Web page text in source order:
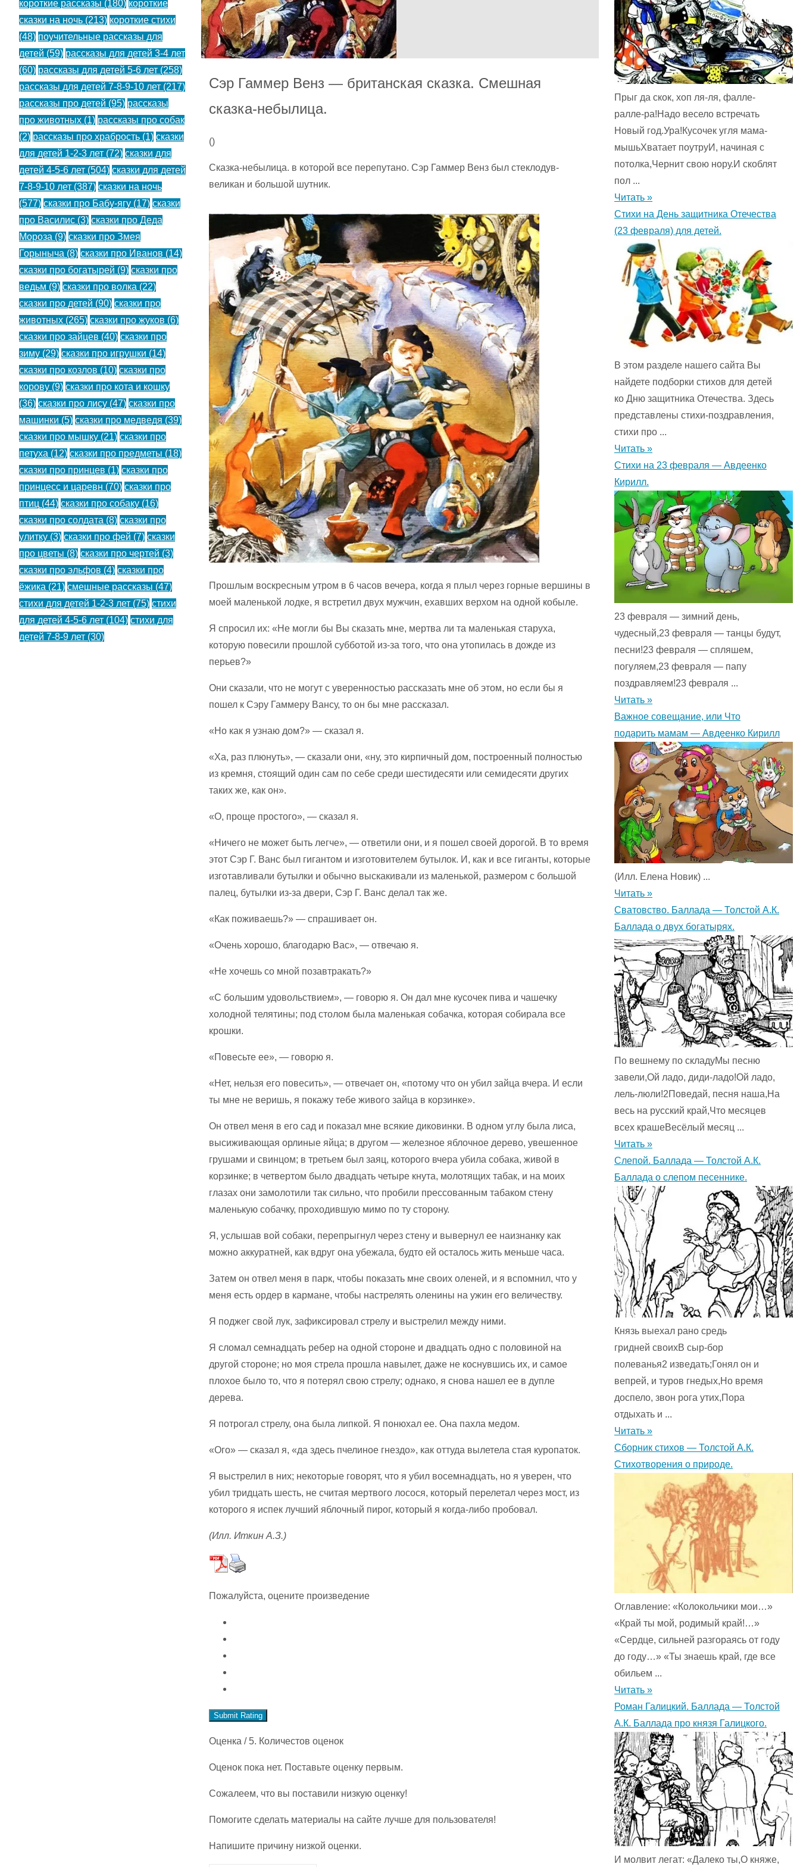
Сэр Гаммер Венз — британская сказка. Смешная
сказка-небылица.
()
Сказка-небылица. в которой все перепутано. Сэр Гаммер Венз был стеклодув-
великан и большой шутник.
Прошлым воскресным утром в 6 часов вечера, когда я плыл через горные вершины в
моей маленькой лодке, я встретил двух мужчин, ехавших верхом на одной кобыле.
Я спросил их: «Не могли бы Вы сказать мне, мертва ли та маленькая старуха,
которую повесили прошлой субботой из-за того, что она утопилась в дожде из
перьев?»
Они сказали, что не могут с уверенностью рассказать мне об этом, но если бы я
пошел к Сэру Гаммеру Вансу, то он бы мне рассказал.
«Но как я узнаю дом?» — сказал я.
«Ха, раз плюнуть», — сказали они, «ну, это кирпичный дом, построенный полностью
из кремня, стоящий один сам по себе среди шестидесяти или семидесяти других
таких же, как он».
«О, проще простого», — сказал я.
«Ничего не может быть легче», — ответили они, и я пошел своей дорогой. В то время
этот Сэр Г. Ванс был гигантом и изготовителем бутылок. И, как и все гиганты, которые
изготавливали бутылки и обычно выскакивали из маленькой, размером с большой
палец, бутылки из-за двери, Сэр Г. Ванс делал так же.
«Как поживаешь?» — спрашивает он.
«Очень хорошо, благодарю Вас», — отвечаю я.
«Не хочешь со мной позавтракать?»
«С большим удовольствием», — говорю я. Он дал мне кусочек пива и чашечку
холодной телятины; под столом была маленькая собачка, которая собирала все
крошки.
«Повесьте ее», — говорю я.
«Нет, нельзя его повесить», — отвечает он, «потому что он убил зайца вчера. И если
ты мне не веришь, я покажу тебе живого зайца в корзинке».
Он отвел меня в его сад и показал мне всякие диковинки. В одном углу была лиса,
высиживающая орлиные яйца; в другом — железное яблочное дерево, увешенное
грушами и свинцом; в третьем был заяц, которого вчера убила собака, живой в
корзинке; в четвертом было двадцать четыре кнута, молотящих табак, и на моих
глазах они замолотили так сильно, что пробили прессованным табаком стену
маленькую собачку, проходившую мимо по ту сторону.
Я, услышав вой собаки, перепрыгнул через стену и вывернул ее наизнанку как
можно аккуратней, как вдруг она убежала, будто ей осталось жить меньше часа.
Затем он отвел меня в парк, чтобы показать мне своих оленей, и я вспомнил, что у
меня есть ордер в кармане, чтобы настрелять оленины на ужин его величеству.
Я поджег свой лук, зафиксировал стрелу и выстрелил между ними.
Я сломал семнадцать ребер на одной стороне и двадцать одно с половиной на
другой стороне; но моя стрела прошла навылет, даже не коснувшись их, и самое
плохое было то, что я потерял свою стрелу; однако, я снова нашел ее в дупле
дерева.
Я потрогал стрелу, она была липкой. Я понюхал ее. Она пахла медом.
«Ого» — сказал я, «да здесь пчелиное гнездо», как оттуда вылетела стая куропаток.
Я выстрелил в них; некоторые говорят, что я убил восемнадцать, но я уверен, что
убил тридцать шесть, не считая мертвого лосося, который перелетал через мост, из
которого я испек лучший яблочный пирог, который я когда-либо пробовал.
(Илл. Иткин А.З.)
Пожалуйста, оцените произведение
Submit Rating
Оценка / 5. Количестов оценок
Оценок пока нет. Поставьте оценку первым.
Сожалеем, что вы поставили низкую оценку!
Помогите сделать материалы на сайте лучше для пользователя!
Напишите причину низкой оценки.
короткие рассказы (180) короткие
сказки на ночь (213) короткие стихи
(48) поучительные рассказы для
детей (59) рассказы для детей 3-4 лет
(60) рассказы для детей 5-6 лет (258)
рассказы для детей 7-8-9-10 лет (217)
рассказы про детей (95) рассказы
про животных (1) рассказы про собак
(2) рассказы про храбрость (1) сказки
для детей 1-2-3 лет (72) сказки для
детей 4-5-6 лет (504) сказки для детей
7-8-9-10 лет (387) сказки на ночь
(577) сказки про Бабу-ягу (17) сказки
про Василис (3) сказки про Деда
Мороза (9) сказки про Змея
Горыныча (8) сказки про Иванов (14)
сказки про богатырей (9) сказки про
ведьм (9) сказки про волка (22)
сказки про детей (90) сказки про
животных (265) сказки про жуков (6)
сказки про зайцев (40) сказки про
зиму (29) сказки про игрушки (14)
сказки про козлов (10) сказки про
корову (9) сказки про кота и кошку
(36) сказки про лису (47) сказки про
машинки (5) сказки про медведя (39)
сказки про мышку (21) сказки про
петуха (12) сказки про предметы (18)
сказки про принцев (1) сказки про
принцесс и царевн (70) сказки про
птиц (44) сказки про собаку (16)
сказки про солдата (8) сказки про
улитку (3) сказки про фей (7) сказки
про цветы (8) сказки про чертей (3)
сказки про эльфов (4) сказки про
ёжика (21) смешные рассказы (47)
стихи для детей 1-2-3 лет (75) стихи
для детей 4-5-6 лет (104) стихи для
детей 7-8-9 лет (30)
Прыг да скок, хоп ля-ля, фалле-
ралле-ра!Надо весело встречать
Новый год.Ура!Кусочек угля мама-
мышьХватает поутруИ, начиная с
потолка,Чернит свою нору.И скоблят
пол ...
Читать »
Стихи на День защитника Отечества
(23 февраля) для детей.
В этом разделе нашего сайта Вы
найдете подборки стихов для детей
ко Дню защитника Отечества. Здесь
представлены стихи-поздравления,
стихи про ...
Читать »
Стихи на 23 февраля — Авдеенко
Кирилл.
23 февраля — зимний день,
чудесный,23 февраля — танцы будут,
песни!23 февраля — спляшем,
погуляем,23 февраля — папу
поздравляем!23 февраля ...
Читать »
Важное совещание, или Что
подарить мамам — Авдеенко Кирилл
(Илл. Елена Новик) ...
Читать »
Сватовство. Баллада — Толстой А.К.
Баллада о двух богатырях.
По вешнему по складуМы песню
завели,Ой ладо, диди-ладо!Ой ладо,
лель-люли!2Поведай, песня наша,На
весь на русский край,Что месяцев
всех крашеВесёлый месяц ...
Читать »
Слепой. Баллада — Толстой А.К.
Баллада о слепом песеннике.
Князь выехал рано средь
гридней своихВ сыр-бор
полеванья2 изведать;Гонял он и
вепрей, и туров гнедых,Но время
доспело, звон рога утих,Пора
отдыхать и ...
Читать »
Сборник стихов — Толстой А.К.
Стихотворения о природе.
Оглавление: «Колокольчики мои…»
«Край ты мой, родимый край!…»
«Сердце, сильней разгораясь от году
до году…» «Ты знаешь край, где все
обильем ...
Читать »
Роман Галицкий. Баллада — Толстой
А.К. Баллада про князя Галицкого.
И молвит легат: «Далеко ты,О княже,